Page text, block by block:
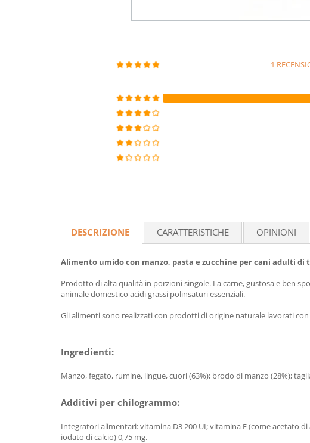
1
DESCRIZIONE CARATTERISTICHE OPINIONI
Alimento umido con manzo, pasta e zucchine per cani adulti di
Prodotto di alta qualità in porzioni singole. La carne, gustosa e ben
animale domestico acidi grassi polinsaturi essenziali.
Gli alimenti sono realizzati con prodotti di origine naturale lavorati
Ingredienti:
Manzo, fegato, rumine, lingue, cuori (63%); brodo di manzo (28%);
Additivi per chilogrammo:
Integratori alimentari:vitamina D3 200 UI; vitamina E (come acetato
iodato di calcio) 0,75 mg.